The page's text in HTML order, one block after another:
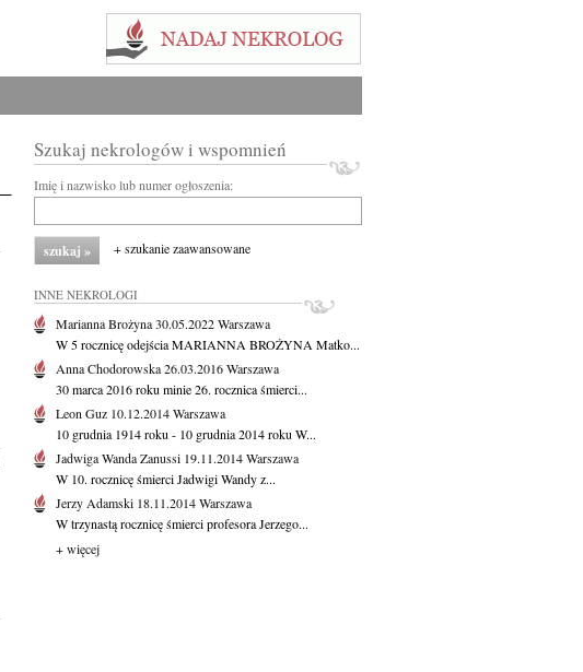
Szukaj nekrologów i wspomnień
Imię i nazwisko lub numer ogłoszenia:
+ szukanie zaawansowane
INNE NEKROLOGI
Marianna Brożyna30.05.2022Warszawa
W 5 rocznicę odejścia MARIANNA BROŻYNA Matko...
Anna Chodorowska26.03.2016Warszawa
30 marca 2016 roku minie 26. rocznica śmierci...
Leon Guz 10.12.2014Warszawa
10 grudnia 1914 roku - 10 grudnia 2014 roku W...
Jadwiga Wanda Zanussi 19.11.2014Warszawa
W 10. rocznicę śmierci Jadwigi Wandy z...
Jerzy Adamski 18.11.2014Warszawa
W trzynastą rocznicę śmierci profesora Jerzego...
+ więcej